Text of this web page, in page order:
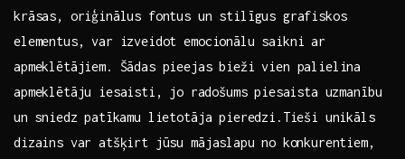
krāsas, oriģinālus fontus un‍ stilīgus grafiskos
elementus, var izveidot emocionālu saikni ar
apmeklētājiem. Šādas pieejas bieži vien palielina
apmeklētāju iesaisti, ⁤jo⁤ radošums piesaista uzmanību
⁢un sniedz patīkamu lietotāja pieredzi.Tieši unikāls
dizains var atšķirt jūsu mājaslapu no⁣ konkurentiem,